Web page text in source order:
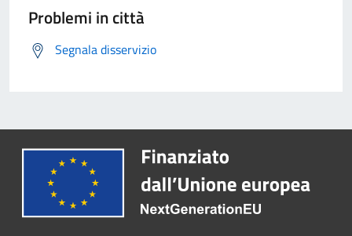
Problemi in città
Segnala disservizio